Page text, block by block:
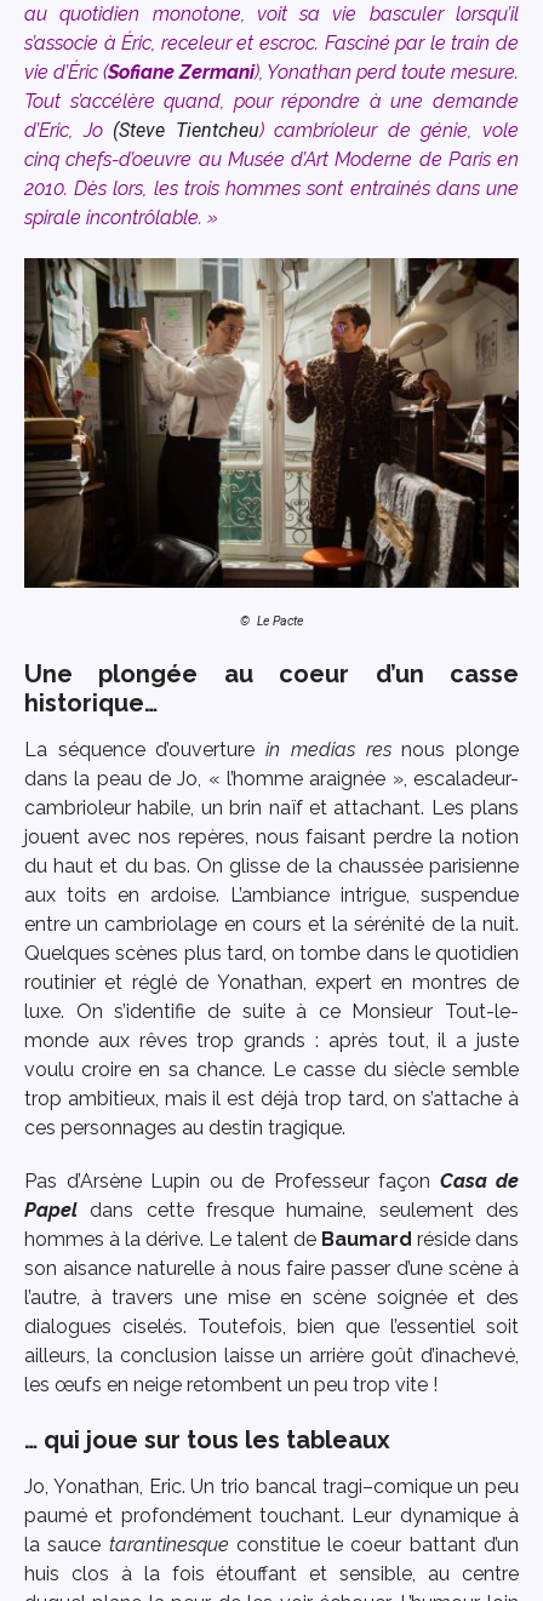
au quotidien monotone, voit sa vie basculer lorsqu’il
s’associe à Éric, receleur et escroc. Fasciné par le train de
vie d’Éric (Sofiane Zermani), Yonathan perd toute mesure.
Tout s’accélère quand, pour répondre à une demande
d’Eric, Jo (Steve Tientcheu) cambrioleur de génie, vole
cinq chefs-d’oeuvre au Musée d’Art Moderne de Paris en
2010. Dès lors, les trois hommes sont entrainés dans une
spirale incontrôlable. »
© Le Pacte
Une plongée au coeur d’un casse
historique…
La séquence d’ouverturein medias resnous plonge
dans la peau de Jo, « l’homme araignée », escaladeur-
cambrioleur habile, un brin naïf et attachant. Les plans
jouent avec nos repères, nous faisant perdre la notion
du haut et du bas. On glisse de la chaussée parisienne
aux toits en ardoise. L’ambiance intrigue, suspendue
entre un cambriolage en cours et la sérénité de la nuit.
Quelques scènes plus tard, on tombe dans le quotidien
routinier et réglé de Yonathan, expert en montres de
luxe. On s’identifie de suite à ce Monsieur Tout-le-
monde aux rêves trop grands : après tout, il a juste
voulu croire en sa chance. Le casse du siècle semble
trop ambitieux, mais il est déjà trop tard, on s’attache à
ces personnages au destin tragique.
Pas d’Arsène Lupin ou de Professeur façon Casa de
Papel dans cette fresque humaine, seulement des
hommes à la dérive. Le talent de Baumard réside dans
son aisance naturelle à nous faire passer d’une scène à
l’autre, à travers une mise en scène soignée et des
dialogues ciselés. Toutefois, bien que l’essentiel soit
ailleurs, la conclusion laisse un arrière goût d’inachevé,
les œufs en neige retombent un peu trop vite !
… qui joue sur tous les tableaux
Jo, Yonathan, Eric. Un trio bancal tragi–comique un peu
paumé et profondément touchant. Leur dynamique à
la sauce tarantinesque constitue le coeur battant d’un
huis clos à la fois étouffant et sensible, au centre